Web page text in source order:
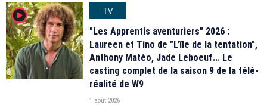
player2
TV
"Les Apprentis aventuriers" 2026 :
Laureen et Tino de "L'île de la tentation",
Anthony Matéo, Jade Leboeuf... Le
casting complet de la saison 9 de la télé-
réalité de W9
1 août 2026